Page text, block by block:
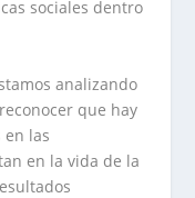
sociales dentro
analizando
que hay
en las
en la vida de la